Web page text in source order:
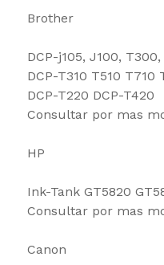
Brother
DCP-j105, J100,
DCP-T310 T510 T710
DCP-T220 DCP-T420
Consultar por mas
HP
Ink-Tank GT5820
Consultar por mas
Canon